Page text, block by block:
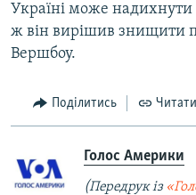
Україні може надихнути
ж він вирішив знищити
Вершбоу.
Поділитись
Голос Америки
(Передрук із